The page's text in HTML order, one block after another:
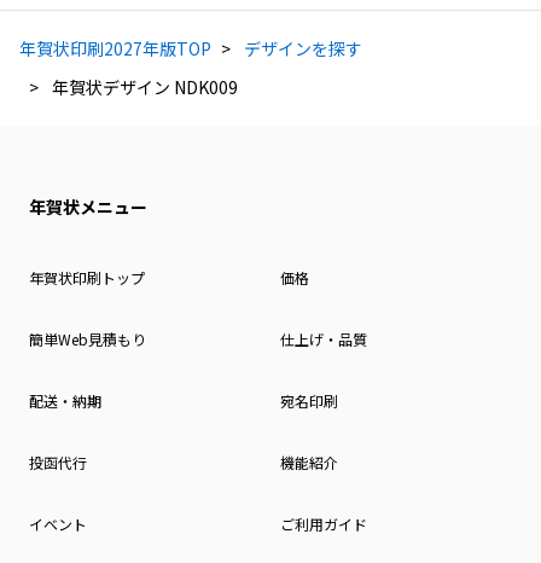
年賀状印刷2027年版TOP
デザインを探す
年賀状デザイン NDK009
年賀状メニュー
年賀状印刷トップ 価格
簡単Web見積もり 仕上げ・品質
配送・納期 宛名印刷
投函代行 機能紹介
イベント ご利用ガイド